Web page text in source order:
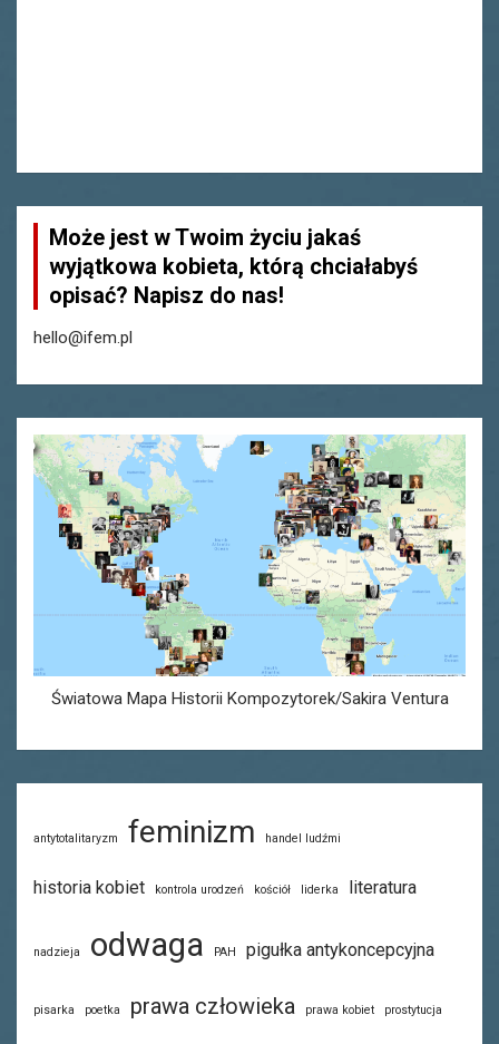
Może jest w Twoim życiu jakaś
wyjątkowa kobieta, którą chciałabyś
opisać? Napisz do nas!
hello@ifem.pl
Światowa Mapa Historii Kompozytorek/Sakira Ventura
antytotalitaryzm feminizm handel ludźmi
historia kobiet kontrola urodzeń kościół liderka literatura
nadzieja odwaga PAH pigułka antykoncepcyjna
pisarka poetka prawa człowieka prawa kobiet prostytucja